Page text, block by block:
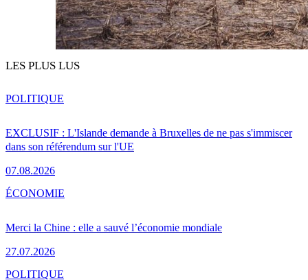
LES PLUS LUS
EXCLUSIF : L'Islande demande à Bruxelles de ne pas s'immiscer
dans son référendum sur l'UE
07.08.2026
POLITIQUE
Merci la Chine : elle a sauvé l’économie mondiale
27.07.2026
ÉCONOMIE
POLITIQUE